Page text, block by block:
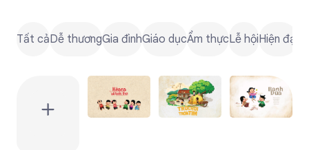
Tất cảDễ thươngGia đìnhGiáo dụcẨm thựcLễ hộiHiện đại